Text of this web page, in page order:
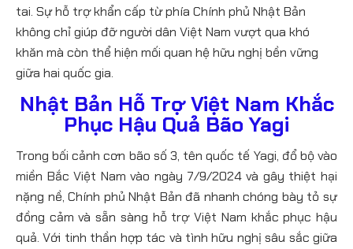
tai. Sự hỗ trợ khẩn cấp từ phía Chính phủ Nhật Bản
không chỉ giúp đỡ người dân Việt Nam vượt qua khó
khăn mà còn thể hiện mối quan hệ hữu nghị bền vững
giữa hai quốc gia.
Nhật Bản Hỗ Trợ Việt Nam Khắc
Phục Hậu Quả Bão Yagi
Trong bối cảnh cơn bão số 3, tên quốc tế Yagi, đổ bộ vào
miền Bắc Việt Nam vào ngày 7/9/2024 và gây thiệt hại
nặng nề, Chính phủ Nhật Bản đã nhanh chóng bày tỏ sự
đồng cảm và sẵn sàng hỗ trợ Việt Nam khắc phục hậu
quả. Với tinh thần hợp tác và tình hữu nghị sâu sắc giữa